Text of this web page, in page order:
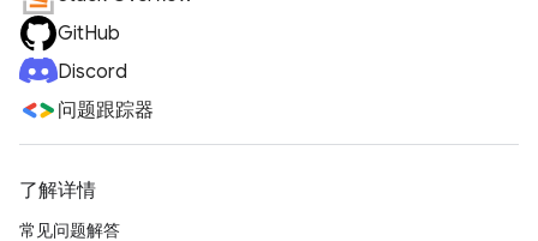
GitHub
Discord
问题跟踪器
了解详情
常见问题解答